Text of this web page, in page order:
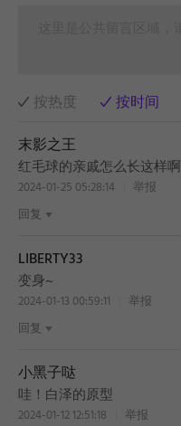
按热度
按时间
末影之王
红毛球的亲戚怎么长这样啊
2024-01-25 05:28:14
举报
回复
LIBERTY33
变身~
2024-01-13 00:59:11
举报
回复
小黑子哒
哇！白泽的原型
2024-01-12 12:51:18
举报